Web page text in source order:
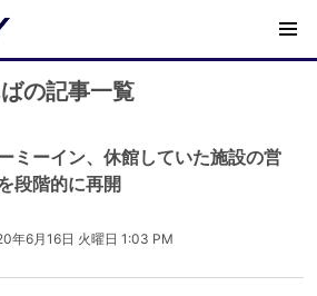
の記事一覧
ミーイン、休館していた施設の営
段階的に再開
年6月16日 火曜日 1:03 PM